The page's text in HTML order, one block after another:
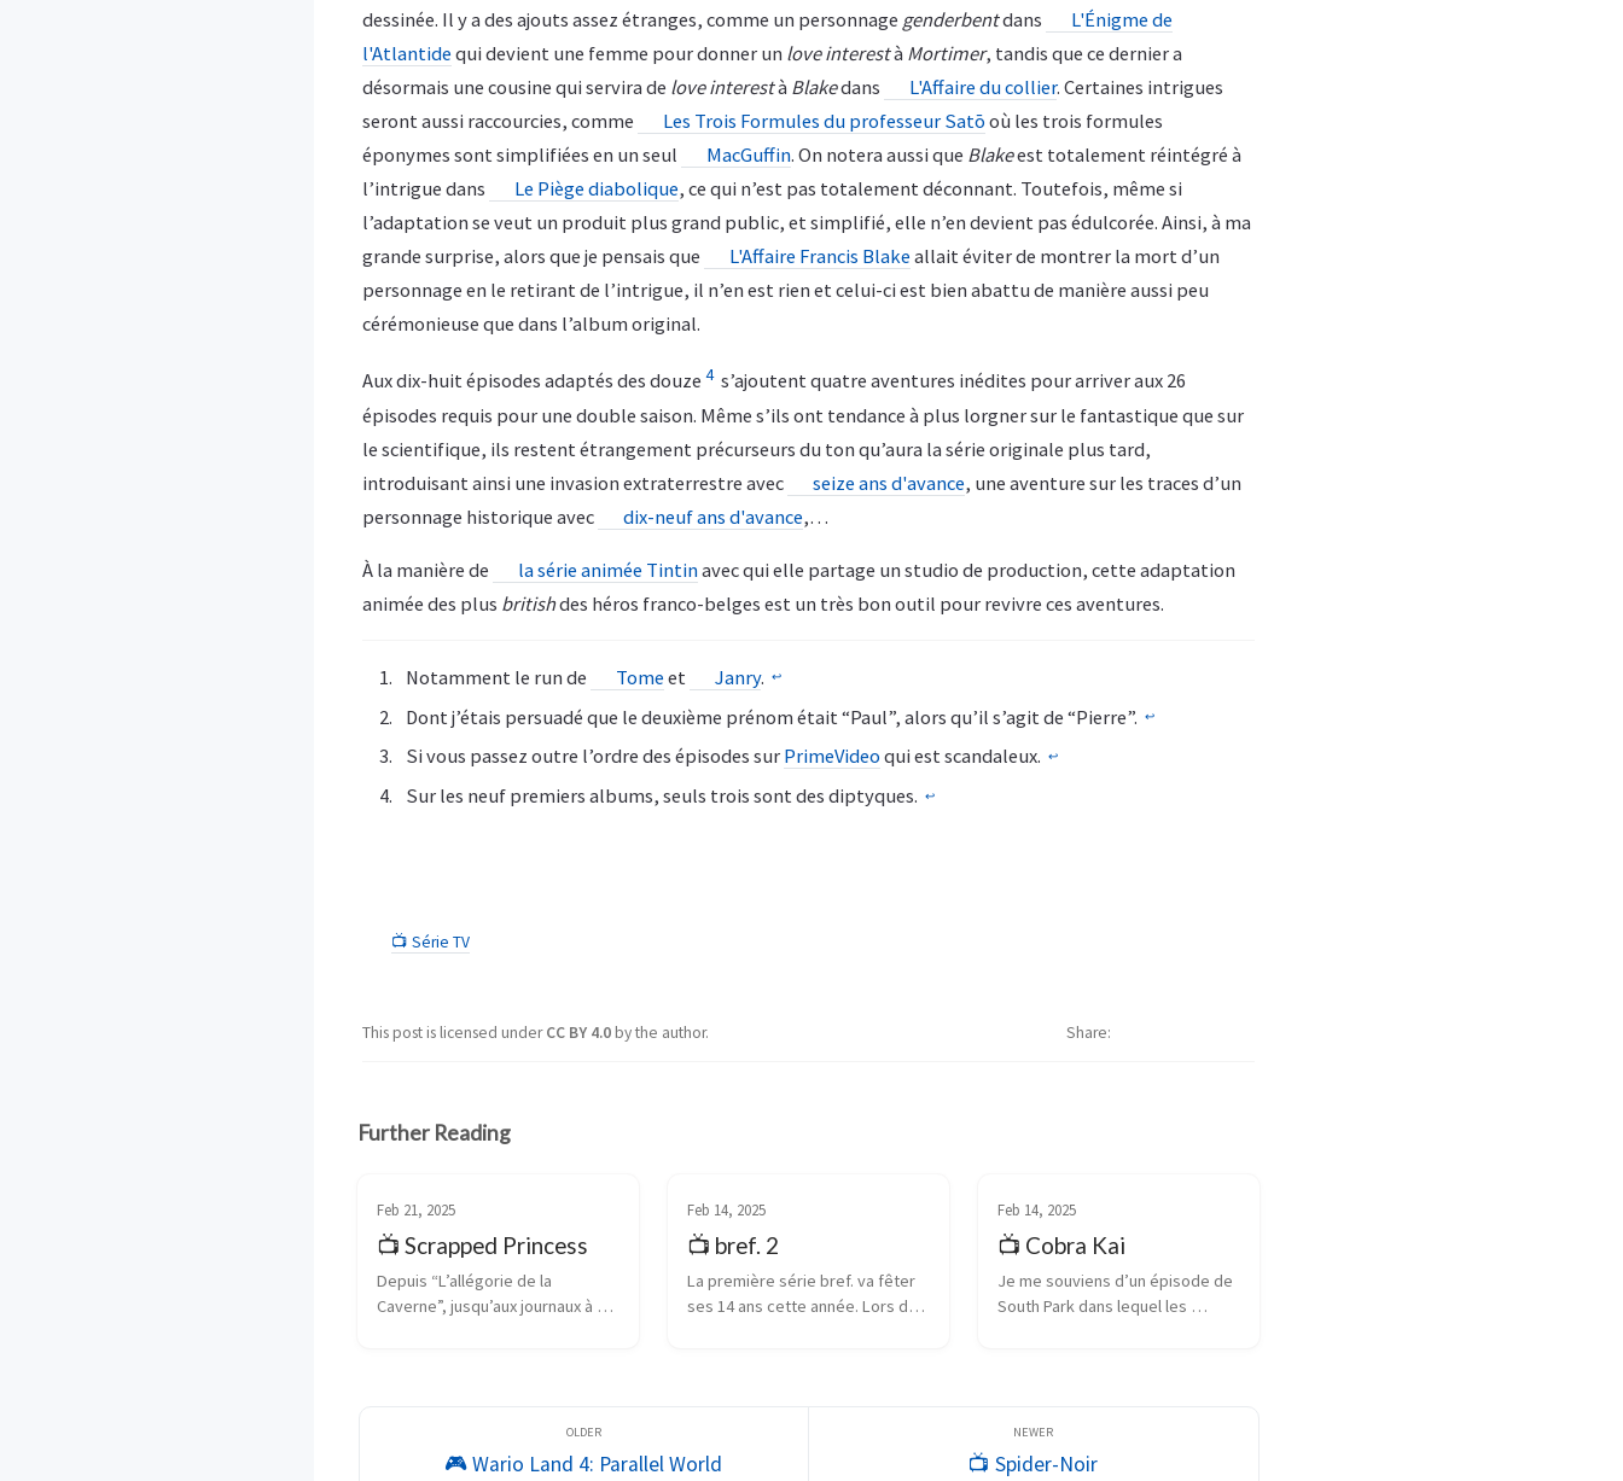
dessinée. Il y a des ajouts assez étranges, comme un personnage genderbentdans
L'Énigme de
l'Atlantidequi devient une femme pour donner un love interestà Mortimer, tandis que ce dernier a
désormais une cousine qui servira de love interestà Blakedans L'Affaire du collier. Certaines intrigues
seront aussi raccourcies, comme
Les Trois Formules du professeur Satō où les trois formules
éponymes sont simplifiées en un seul
MacGuffin. On notera aussi que Blakeest totalement réintégré à
l’intrigue dans
Le Piège diabolique, ce qui n’est pas totalement déconnant. Toutefois, même si
l’adaptation se veut un produit plus grand public, et simplifié, elle n’en devient pas édulcorée. Ainsi, à ma
grande surprise, alors que je pensais que
L'Affaire Francis Blakeallait éviter de montrer la mort d’un
personnage en le retirant de l’intrigue, il n’en est rien et celui-ci est bien abattu de manière aussi peu
cérémonieuse que dans l’album original.
Aux dix-huit épisodes adaptés des douze 4 s’ajoutent quatre aventures inédites pour arriver aux 26
épisodes requis pour une double saison. Même s’ils ont tendance à plus lorgner sur le fantastique que sur
le scientifique, ils restent étrangement précurseurs du ton qu’aura la série originale plus tard,
introduisant ainsi une invasion extraterrestre avec
seize ans d'avance, une aventure sur les traces d’un
personnage historique avec
dix-neuf ans d'avance,…
À la manière de la série animée Tintinavec qui elle partage un studio de production, cette adaptation
animée des plus britishdes héros franco-belges est un très bon outil pour revivre ces aventures.
Notamment le run de Tomeet Janry. ↩︎
Dont j’étais persuadé que le deuxième prénom était “Paul”, alors qu’il s’agit de “Pierre”. ↩︎
Si vous passez outre l’ordre des épisodes sur PrimeVideo qui est scandaleux. ↩︎
Sur les neuf premiers albums, seuls trois sont des diptyques. ↩︎
📺 Série TV
This post is licensed underCC BY 4.0by the author. Share
Further Reading
Feb 21, 2025
📺 Scrapped Princess
Depuis “L’allégorie de la
Caverne”, jusqu’aux journaux à
Feb 14, 2025
📺 bref. 2
La première série bref. va fêter
ses 14 ans cette année. Lors de
Feb 14, 2025
📺 Cobra Kai
Je me souviens d’un épisode de
South Park dans lequel les
acceptée et financ...
🎮 Wario Land 4: Parallel World 📺 Spider-Noir